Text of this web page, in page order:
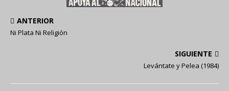
ANTERIOR
Ni Plata Ni Religión
SIGUIENTE
Levántate y Pelea (1984)